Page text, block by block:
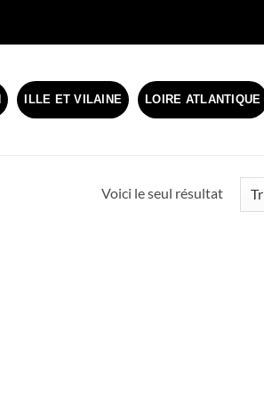
ILLE ET VILAINE LOIRE ATLANTIQUE
Voici le seul résultat